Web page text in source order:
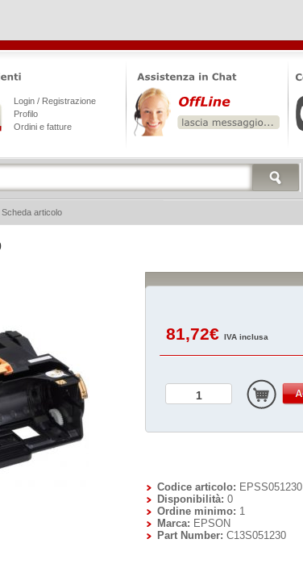
81,72€ IVA inclusa
Codice articolo: EPSS051230
Disponibilità: 0
Ordine minimo: 1
Marca: EPSON
Part Number: C13S051230
Login / Registrazione
Profilo
Ordini e fatture
Scheda articolo